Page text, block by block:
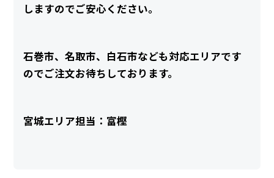
しますのでご安心ください。
石巻市、名取市、白石市なども対応エリアです
のでご注文お待ちしております。
宮城エリア担当：富樫